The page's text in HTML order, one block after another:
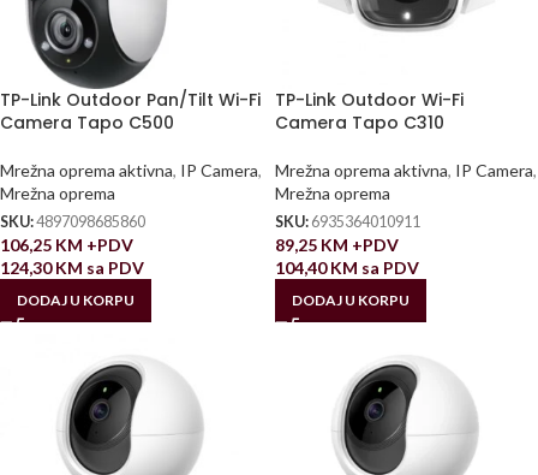
TP-Link Outdoor Pan/Tilt Wi-Fi
Camera Tapo C500
Mrežna oprema aktivna, IP Camera,
Mrežna oprema
SKU:4897098685860
106,25 KM +PDV
124,30KM sa PDV
DODAJ U KORPU
TP-Link Outdoor Wi-Fi
Camera Tapo C310
Mrežna oprema aktivna, IP Camera,
Mrežna oprema
SKU: 6935364010911
89,25 KM +PDV
104,40KM sa PDV
DODAJ U KORPU